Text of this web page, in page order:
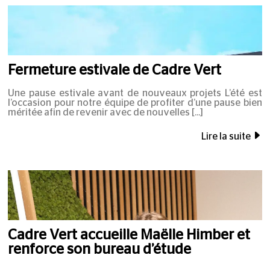
Fermeture estivale de Cadre Vert
Une pause estivale avant de nouveaux projets L’été est
l’occasion pour notre équipe de profiter d’une pause bien
méritée afin de revenir avec de nouvelles
Lire la suite
Cadre Vert accueille Maëlle Himber et
renforce son bureau d’étude